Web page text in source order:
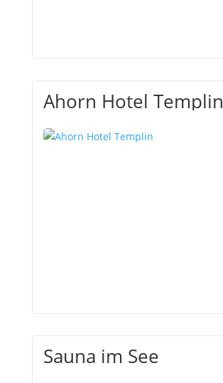
Ahorn Hotel Templin
Sauna im See